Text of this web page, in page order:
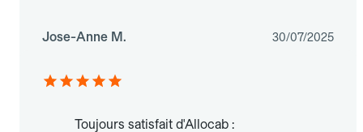
Jose-Anne M. 30/07/2025
Toujours satisfait d'Allocab :